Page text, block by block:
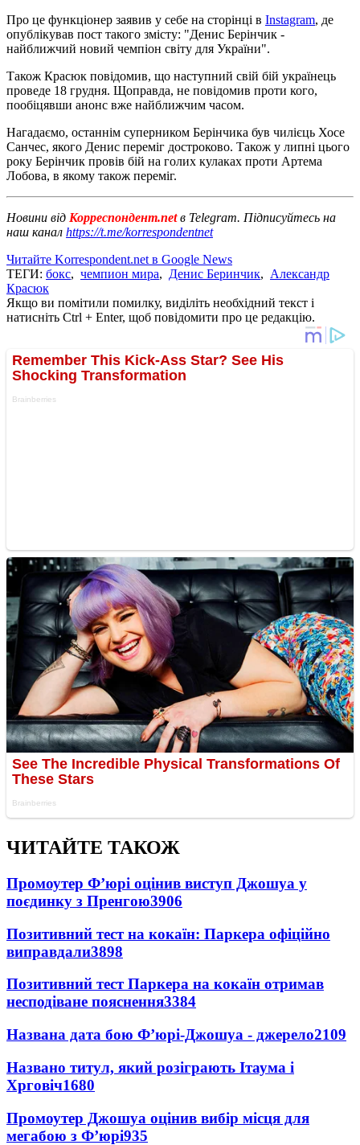
Про це функціонер заявив у себе на сторінці в Instagram, де
опублікував пост такого змісту: "Денис Берінчик -
найближчий новий чемпіон світу для України".
Також Красюк повідомив, що наступний свій бій українець
проведе 18 грудня. Щоправда, не повідомив проти кого,
пообіцявши анонс вже найближчим часом.
Нагадаємо, останнім суперником Берінчика був чилієць Хосе
Санчес, якого Денис переміг достроково. Також у липні цього
року Берінчик провів бій на голих кулаках проти Артема
Лобова, в якому також переміг.
Новини від Корреспондент.netв Telegram. Підписуйтесь на
наш канал https://t.me/korrespondentnet
Читайте Korrespondent.net в Google News
ТЕГИ: бокс, чемпион мира, Денис Беринчик, Александр
Красюк
Якщо ви помітили помилку, виділіть необхідний текст і
натисніть Ctrl + Enter, щоб повідомити про це редакцію.
ЧИТАЙТЕ ТАКОЖ
Промоутер Ф’юрі оцінив виступ Джошуа у
поєдинку з Пренгою3906
Позитивний тест на кокаїн: Паркера офіційно
виправдали3898
Позитивний тест Паркера на кокаїн отримав
несподіване пояснення3384
Названа дата бою Ф’юрі-Джошуа - джерело2109
Названо титул, який розіграють Ітаума і
Хрговіч1680
Промоутер Джошуа оцінив вибір місця для
мегабою з Ф’юрі935